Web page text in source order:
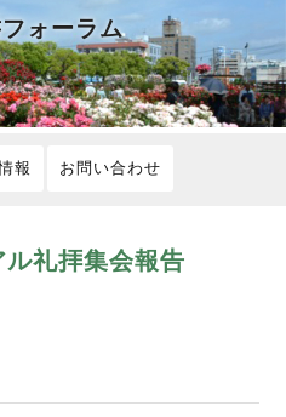
ォーラム
報 お問い合わせ
礼拝集会報告